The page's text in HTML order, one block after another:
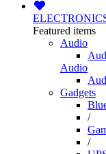
Featured items
Audio
Audio
Gadgets
/
/